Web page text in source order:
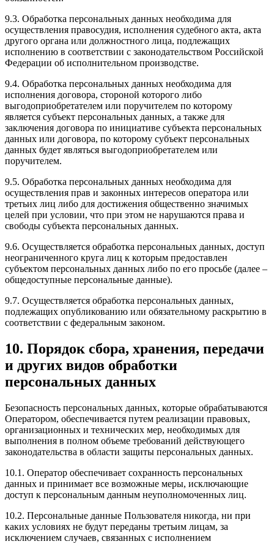
9.3. Обработка персональных данных необходима для
осуществления правосудия, исполнения судебного акта, акта
другого органа или должностного лица, подлежащих
исполнению в соответствии с законодательством Российской
Федерации об исполнительном производстве.
9.4. Обработка персональных данных необходима для
исполнения договора, стороной которого либо
выгодоприобретателем или поручителем по которому
является субъект персональных данных, а также для
заключения договора по инициативе субъекта персональных
данных или договора, по которому субъект персональных
данных будет являться выгодоприобретателем или
поручителем.
9.5. Обработка персональных данных необходима для
осуществления прав и законных интересов оператора или
третьих лиц либо для достижения общественно значимых
целей при условии, что при этом не нарушаются права и
свободы субъекта персональных данных.
9.6. Осуществляется обработка персональных данных, доступ
неограниченного круга лиц к которым предоставлен
субъектом персональных данных либо по его просьбе (далее –
общедоступные персональные данные).
9.7. Осуществляется обработка персональных данных,
подлежащих опубликованию или обязательному раскрытию в
соответствии с федеральным законом.
10. Порядок сбора, хранения, передачи
и других видов обработки
персональных данных
Безопасность персональных данных, которые обрабатываются
Оператором, обеспечивается путем реализации правовых,
организационных и технических мер, необходимых для
выполнения в полном объеме требований действующего
законодательства в области защиты персональных данных.
10.1. Оператор обеспечивает сохранность персональных
данных и принимает все возможные меры, исключающие
доступ к персональным данным неуполномоченных лиц.
10.2. Персональные данные Пользователя никогда, ни при
каких условиях не будут переданы третьим лицам, за
исключением случаев, связанных с исполнением